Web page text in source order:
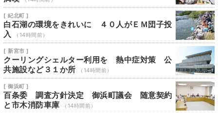
[ 紀北町 ]
白石湖の環境をきれいに ４０人がＥＭ団子投
入
（14時間前）
[ 新宮市 ]
クーリングシェルター利用を 熱中症対策 公
共施設など３１か所
（14時間前）
[ 御浜町 ]
百条委 調査方針決定 御浜町議会 随意契約
と市木消防車庫
（14時間前）